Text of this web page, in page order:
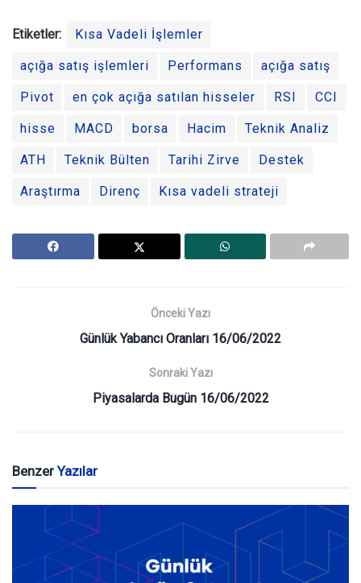
Etiketler: Kısa Vadeli İşlemler
açığa satış işlemleri Performans açığa satış
Pivot en çok açığa satılan hisseler RSI CCI
hisse MACD borsa Hacim Teknik Analiz
ATH Teknik Bülten Tarihi Zirve Destek
Araştırma Direnç Kısa vadeli strateji
Önceki Yazı
Günlük Yabancı Oranları 16/06/2022
Sonraki Yazı
Piyasalarda Bugün 16/06/2022
BenzerYazılar